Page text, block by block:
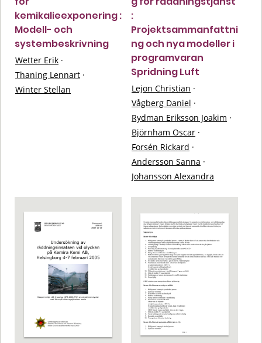
kemikalieexponering :
Modell- och
systembeskrivning
Wetter Erik ·
Thaning Lennart ·
Winter Stellan
:
Projektsammanfattni
ng och nya modeller i
programvaran
Spridning Luft
Lejon Christian ·
Vågberg Daniel ·
Rydman Eriksson Joakim ·
Björnham Oscar ·
Forsén Rickard ·
Andersson Sanna ·
Johansson Alexandra